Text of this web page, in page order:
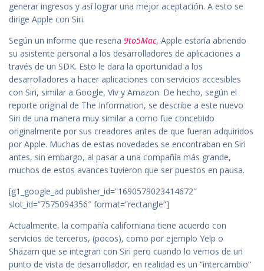
generar ingresos y así lograr una mejor aceptación. A esto se
dirige Apple con Siri.
Según un informe que reseña 9to5Mac, Apple estaría abriendo
su asistente personal a los desarrolladores de aplicaciones a
través de un SDK. Esto le dara la oportunidad a los
desarrolladores a hacer aplicaciones con servicios accesibles
con Siri, similar a Google, Viv y Amazon. De hecho, según el
reporte original de The Information, se describe a este nuevo
Siri de una manera muy similar a como fue concebido
originalmente por sus creadores antes de que fueran adquiridos
por Apple. Muchas de estas novedades se encontraban en Siri
antes, sin embargo, al pasar a una compañía más grande,
muchos de estos avances tuvieron que ser puestos en pausa.
[g1_google_ad publisher_id=”1690579023414672″
slot_id=”7575094356″ format=”rectangle”]
Actualmente, la compañía californiana tiene acuerdo con
servicios de terceros, (pocos), como por ejemplo Yelp o
Shazam que se integran con Siri pero cuando lo vemos de un
punto de vista de desarrollador, en realidad es un “intercambio”